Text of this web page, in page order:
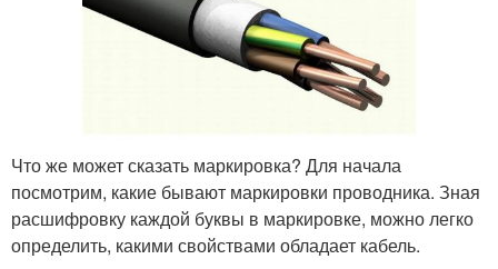
Что же может сказать маркировка? Для начала
посмотрим, какие бывают маркировки проводника. Зная
расшифровку каждой буквы в маркировке, можно легко
определить, какими свойствами обладает кабель.